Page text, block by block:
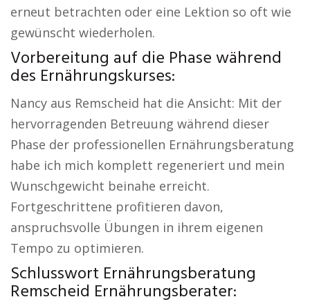
erneut betrachten oder eine Lektion so oft wie
gewünscht wiederholen.
Vorbereitung auf die Phase während
des Ernährungskurses:
Nancy aus Remscheid hat die Ansicht: Mit der
hervorragenden Betreuung während dieser
Phase der professionellen Ernährungsberatung
habe ich mich komplett regeneriert und mein
Wunschgewicht beinahe erreicht.
Fortgeschrittene profitieren davon,
anspruchsvolle Übungen in ihrem eigenen
Tempo zu optimieren.
Schlusswort Ernährungsberatung
Remscheid Ernährungsberater: